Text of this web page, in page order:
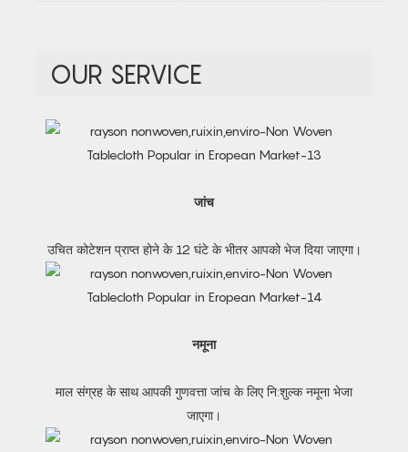
OUR SERVICE
जांच
उचित कोटेशन प्राप्त होने के 12 घंटे के भीतर आपको भेज दिया जाएगा।
नमूना
माल संग्रह के साथ आपकी गुणवत्ता जांच के लिए नि:शुल्क नमूना भेजा
जाएगा।